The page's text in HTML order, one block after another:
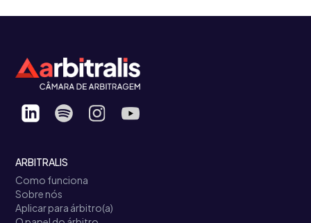
ARBITRALIS
Como funciona
Sobre nós
Aplicar para árbitro(a)